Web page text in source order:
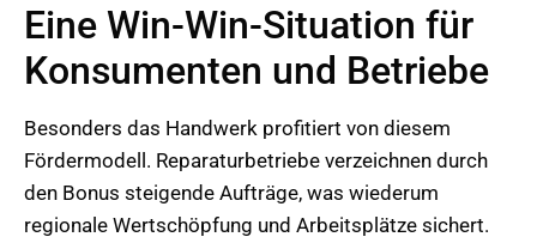
Eine Win-Win-Situation für
Konsumenten und Betriebe
Besonders das Handwerk profitiert von diesem
Fördermodell. Reparaturbetriebe verzeichnen durch
den Bonus steigende Aufträge, was wiederum
regionale Wertschöpfung und Arbeitsplätze sichert.